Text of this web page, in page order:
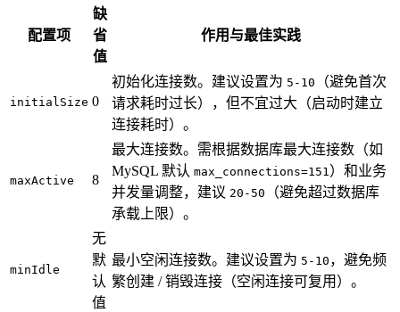
配置项
缺
省
值
作用与最佳实践
initialSize 0
初始化连接数。建议设置为 5-10
（避免首次
请求耗时过长），但不宜过大（启动时建立
连接耗时）。
maxActive 8
最大连接数。需根据数据库最大连接数（如
MySQL 默认 max_connections=151）和业务
并发量调整，建议 20-50
（避免超过数据库
承载上限）。
minIdle
无
默
认
值
最小空闲连接数。建议设置为 5-10 ，避免频
繁创建 / 销毁连接（空闲连接可复用）。